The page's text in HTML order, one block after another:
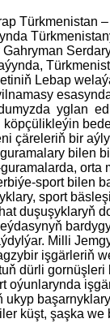
Türkmenistan
Lebap
yglan
çäreleriň bir
bilen
orta
sport bilen
sport
duşuşyklaryň
Milli
işgärleriň
dürli gornüşleri
oýunlarynda
ukyp
küşt, şaşka we